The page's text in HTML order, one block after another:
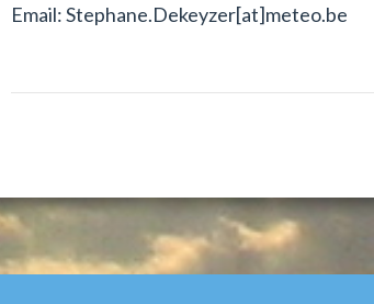
Email: Stephane.Dekeyzer[at]meteo.be